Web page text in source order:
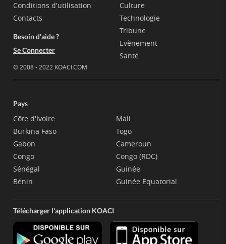
Conditions d'utilisation
Contacts
Besoin d'aide ?
Se Connecter
© 2008 - 2022 KOACI.COM
Culture
Technologie
Tribune
Evènement
Santé
Pays
Côte d'Ivoire
Burkina Faso
Gabon
Congo
Sénégal
Bénin
Mali
Togo
Cameroun
Congo (RDC)
Guinée
Guinée Equatorial
Télécharger l'application KOACI